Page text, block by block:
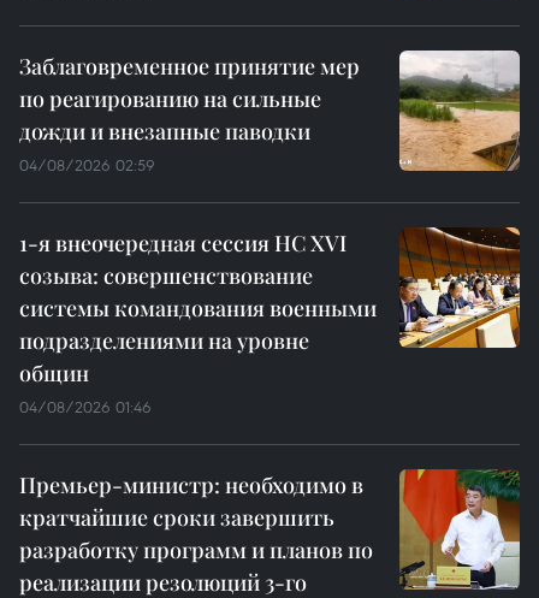
Заблаговременное принятие мер
по реагированию на сильные
дожди и внезапные паводки
04/08/2026 02:59
1-я внеочередная сессия НС XVI
созыва: совершенствование
системы командования военными
подразделениями на уровне
общин
04/08/2026 01:46
Премьер-министр: необходимо в
кратчайшие сроки завершить
разработку программ и планов по
реализации резолюций 3-го